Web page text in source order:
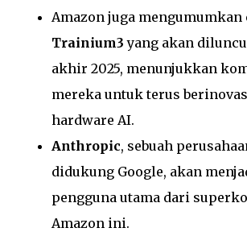
Amazon juga mengumumkan
Trainium3 yang akan
akhir 2025, menunjukkan
mereka untuk terus
hardware AI.
Anthropic, sebuah
didukung Google, akan
pengguna utama dari
Amazon ini.